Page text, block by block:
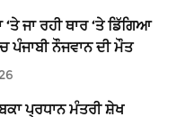
ਜਾ ਰਹੀ ਥਾਰ ‘ਤੇ ਡਿੱਗਿਆ
ਪੰਜਾਬੀ ਨੌਜਵਾਨ ਦੀ ਮੌਤ
ਪ੍ਰਧਾਨ ਮੰਤਰੀ ਸ਼ੇਖ